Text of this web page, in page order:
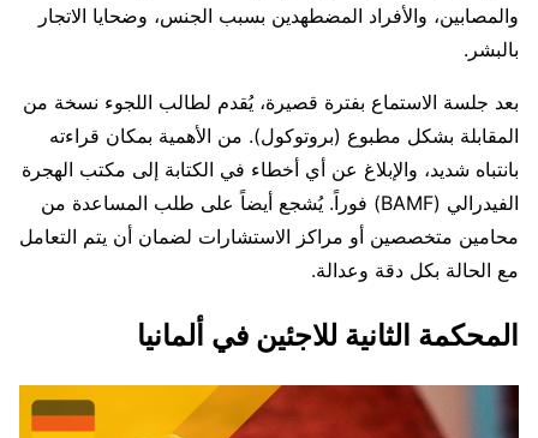
والمصابين، والأفراد المضطهدين بسبب الجنس، وضحايا الاتجار
بالبشر.
بعد جلسة الاستماع بفترة قصيرة، يُقدم لطالب اللجوء نسخة من
المقابلة بشكل مطبوع (بروتوكول). من الأهمية بمكان قراءته
بانتباه شديد، والإبلاغ عن أي أخطاء في الكتابة إلى مكتب الهجرة
الفيدرالي (BAMF) فوراً. يُشجع أيضاً على طلب المساعدة من
محامين متخصصين أو مراكز الاستشارات لضمان أن يتم التعامل
مع الحالة بكل دقة وعدالة.
المحكمة الثانية للاجئين في ألمانيا